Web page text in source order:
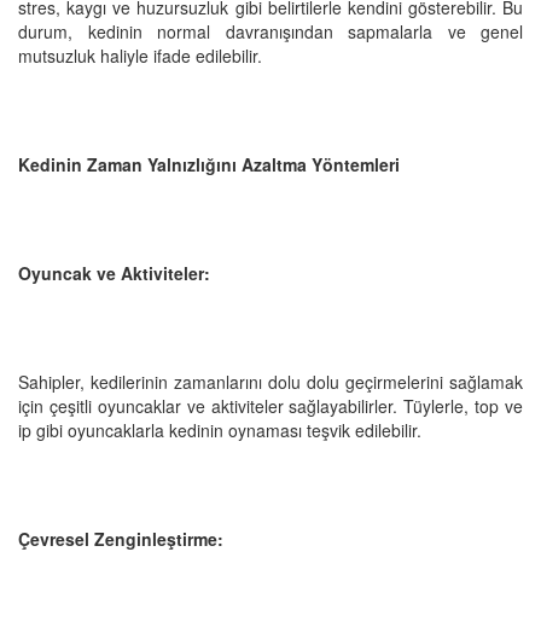
stres, kaygı ve huzursuzluk gibi belirtilerle kendini gösterebilir. Bu
durum, kedinin normal davranışından sapmalarla ve genel
mutsuzluk haliyle ifade edilebilir.
Kedinin Zaman Yalnızlığını Azaltma Yöntemleri
Oyuncak ve Aktiviteler:
Sahipler, kedilerinin zamanlarını dolu dolu geçirmelerini sağlamak
için çeşitli oyuncaklar ve aktiviteler sağlayabilirler. Tüylerle, top ve
ip gibi oyuncaklarla kedinin oynaması teşvik edilebilir.
Çevresel Zenginleştirme: